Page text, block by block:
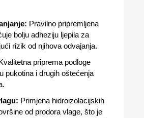
Pravilno pripremljena
bolju adheziju ljepila za
rizik od njihova odvajanja.
priprema podloge
pukotina i drugih oštećenja
Primjena hidroizolacijskih
od prodora vlage, što je